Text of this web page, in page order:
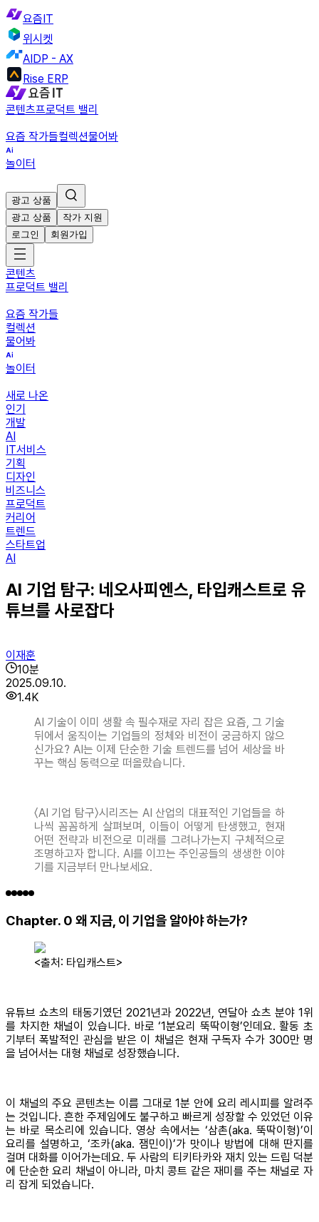
요즘IT
위시켓
AIDP - AX
Rise ERP
콘텐츠프로덕트 밸리
요즘 작가들컬렉션물어봐
놀이터
광고 상품
광고 상품
작가 지원
로그인
회원가입
콘텐츠
프로덕트 밸리
요즘 작가들
컬렉션
물어봐
놀이터
새로 나온
인기
개발
AI
IT서비스
기획
디자인
비즈니스
프로덕트
커리어
트렌드
스타트업
AI
AI 기업 탐구: 네오사피엔스, 타입캐스트로 유
튜브를 사로잡다
이재훈
10분
2025.09.10.
1.4K
AI 기술이 이미 생활 속 필수재로 자리 잡은 요즘, 그 기술
뒤에서 움직이는 기업들의 정체와 비전이 궁금하지 않으
신가요? AI는 이제 단순한 기술 트렌드를 넘어 세상을 바
꾸는 핵심 동력으로 떠올랐습니다.
〈AI 기업 탐구〉시리즈는 AI 산업의 대표적인 기업들을 하
나씩 꼼꼼하게 살펴보며, 이들이 어떻게 탄생했고, 현재
어떤 전략과 비전으로 미래를 그려나가는지 구체적으로
조명하고자 합니다. AI를 이끄는 주인공들의 생생한 이야
기를 지금부터 만나보세요.
Chapter. 0 왜 지금, 이 기업을 알아야 하는가?
<출처: 타입캐스트>
유튜브 쇼츠의 태동기였던 2021년과 2022년, 연달아 쇼츠 분야 1위
를 차지한 채널이 있습니다. 바로 ‘1분요리 뚝딱이형’인데요. 활동 초
기부터 폭발적인 관심을 받은 이 채널은 현재 구독자 수가 300만 명
을 넘어서는 대형 채널로 성장했습니다.
이 채널의 주요 콘텐츠는 이름 그대로 1분 안에 요리 레시피를 알려주
는 것입니다. 흔한 주제임에도 불구하고 빠르게 성장할 수 있었던 이유
는 바로 목소리에 있습니다. 영상 속에서는 ‘삼촌(aka. 뚝딱이형)’이
요리를 설명하고, ‘조카(aka. 잼민이)’가 맛이나 방법에 대해 딴지를
걸며 대화를 이어가는데요. 두 사람의 티키타카와 재치 있는 드립 덕분
에 단순한 요리 채널이 아니라, 마치 콩트 같은 재미를 주는 채널로 자
리 잡게 되었습니다.